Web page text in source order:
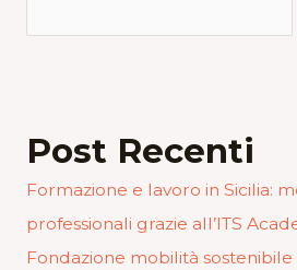
Post Recenti
Formazione e lavoro in Sicilia:
professionali grazie all’ITS
Fondazione mobilità sostenibile